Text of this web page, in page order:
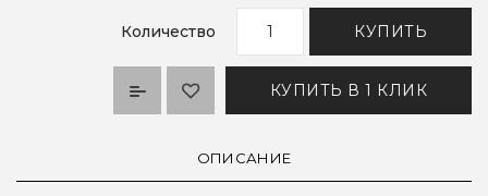
Количество КУПИТЬ
КУПИТЬ В 1 КЛИК
ОПИСАНИЕ